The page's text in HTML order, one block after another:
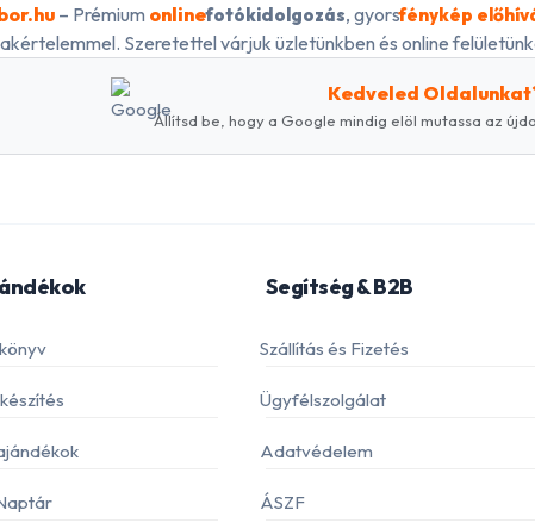
– Prémium onlinefotókidolgozás, gyorsfénykép
Szeretettel várjuk üzletünkben és online
Kedveled
Állítsd be, hogy a Google mindig elöl mutassa az
Segítség & B2B
Szállítás és Fizetés
Ügyfélszolgálat
Adatvédelem
ÁSZF